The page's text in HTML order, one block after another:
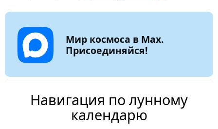
Мир космоса в Max.
Присоединяйся!
Навигация по лунному
календарю